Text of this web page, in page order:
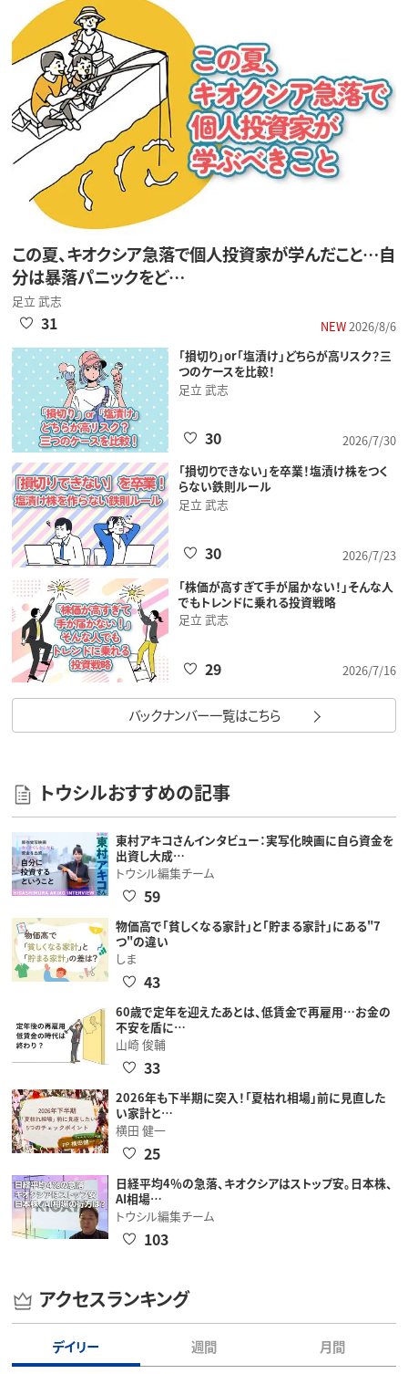
この夏、キオクシア急落で個人投資家が学んだこと…自
分は暴落パニックをど…
足立 武志
NEW2026/8/6
31
「損切り」or「塩漬け」どちらが高リスク？三
つのケースを比較！
足立 武志
2026/7/30
30
「損切りできない」を卒業！塩漬け株をつく
らない鉄則ルール
足立 武志
2026/7/23
30
「株価が高すぎて手が届かない！」そんな人
でもトレンドに乗れる投資戦略
足立 武志
2026/7/16
29
バックナンバー一覧はこちら
トウシルおすすめの記事
東村アキコさんインタビュー：実写化映画に自ら資金を
出資し大成…
トウシル編集チーム
59
物価高で「貧しくなる家計」と「貯まる家計」にある"7
つ"の違い
しま
43
60歳で定年を迎えたあとは、低賃金で再雇用…お金の
不安を盾に…
山崎 俊輔
33
2026年も下半期に突入！「夏枯れ相場」前に見直した
い家計と…
横田 健一
25
日経平均4％の急落、キオクシアはストップ安。日本株、
AI相場…
トウシル編集チーム
103
アクセスランキング
デイリー 週間 月間